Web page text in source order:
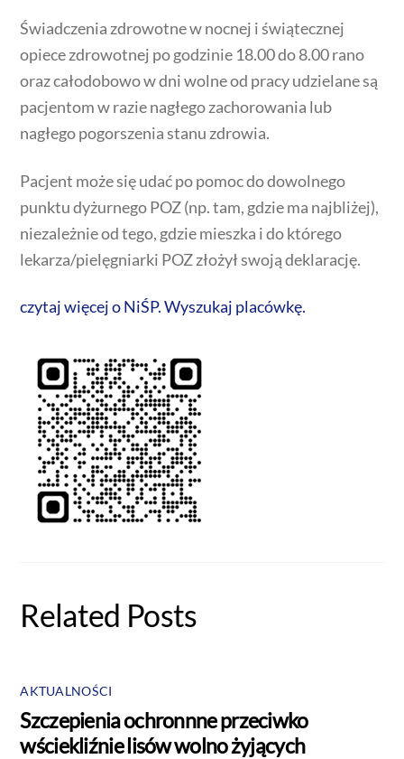
Świadczenia zdrowotne w nocnej i świątecznej
opiece zdrowotnej po godzinie 18.00 do 8.00 rano
oraz całodobowo w dni wolne od pracy udzielane są
pacjentom w razie nagłego zachorowania lub
nagłego pogorszenia stanu zdrowia.
Pacjent może się udać po pomoc do dowolnego
punktu dyżurnego POZ (np. tam, gdzie ma najbliżej),
niezależnie od tego, gdzie mieszka i do którego
lekarza/pielęgniarki POZ złożył swoją deklarację.
czytaj więcej o NiŚP. Wyszukaj placówkę.
Related Posts
AKTUALNOŚCI
Szczepienia ochronnne przeciwko
wściekliźnie lisów wolno żyjących